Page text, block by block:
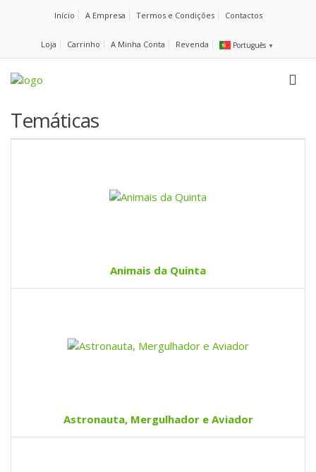
Início A Empresa Termos e Condições Contactos
Loja Carrinho A Minha Conta Revenda Português ▼
Temáticas
Animais da Quinta
Astronauta, Mergulhador e Aviador